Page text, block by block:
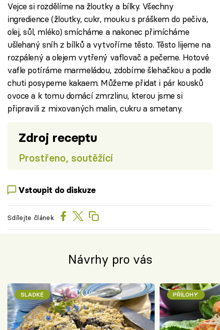
Vejce si rozdělíme na žloutky a bílky. Všechny
ingredience (žloutky, cukr, mouku s práškem do pečiva,
olej, sůl, mléko) smícháme a nakonec přimícháme
ušlehaný sníh z bílků a vytvoříme těsto. Těsto lijeme na
rozpálený a olejem vytřený vaflovač a pečeme. Hotové
vafle potíráme marmeládou, zdobíme šlehačkou a podle
chuti posypeme kakaem. Můžeme přidat i pár kousků
ovoce a k tomu domácí zmrzlinu, kterou jsme si
připravili z mixovaných malin, cukru a smetany.
Zdroj receptu
Prostřeno, soutěžící
Vstoupit do diskuze
Sdílejte článek
Návrhy pro vás
SLADKÉ PŘÍLOHY